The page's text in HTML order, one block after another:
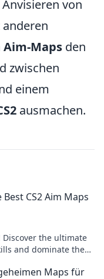
von
Aim-Maps den
zwischen
einem
ausmachen.
CS2 Aim Maps
Discover the ultimate
and dominate the
Maps für